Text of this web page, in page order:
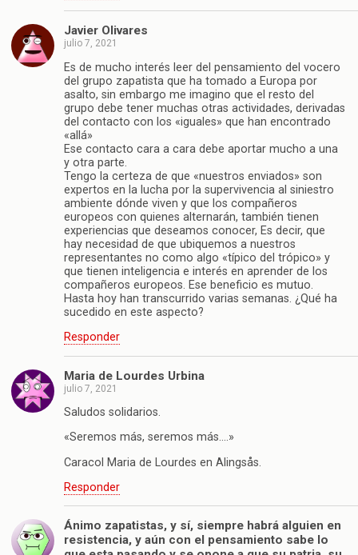
Javier Olivares
julio 7, 2021
Es de mucho interés leer del pensamiento del vocero
del grupo zapatista que ha tomado a Europa por
asalto, sin embargo me imagino que el resto del
grupo debe tener muchas otras actividades, derivadas
del contacto con los «iguales» que han encontrado
«allá»
Ese contacto cara a cara debe aportar mucho a una
y otra parte.
Tengo la certeza de que «nuestros enviados» son
expertos en la lucha por la supervivencia al siniestro
ambiente dónde viven y que los compañeros
europeos con quienes alternarán, también tienen
experiencias que deseamos conocer, Es decir, que
hay necesidad de que ubiquemos a nuestros
representantes no como algo «típico del trópico» y
que tienen inteligencia e interés en aprender de los
compañeros europeos. Ese beneficio es mutuo.
Hasta hoy han transcurrido varias semanas. ¿Qué ha
sucedido en este aspecto?
Responder
Maria de Lourdes Urbina
julio 7, 2021
Saludos solidarios.
«Seremos más, seremos más….»
Caracol Maria de Lourdes en Alingsås.
Responder
Ánimo zapatistas, y sí, siempre habrá alguien en
resistencia, y aún con el pensamiento sabe lo